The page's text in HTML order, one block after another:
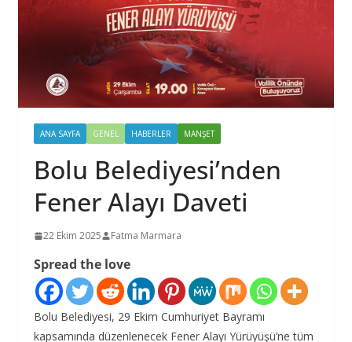
ANA SAYFA GENEL HABERLER MANŞET
Bolu Belediyesi’nden
Fener Alayı Daveti
22 Ekim 2025 Fatma Marmara
Spread the love
Bolu Belediyesi, 29 Ekim Cumhuriyet Bayramı
kapsamında düzenlenecek Fener Alayı Yürüyüşü’ne tüm